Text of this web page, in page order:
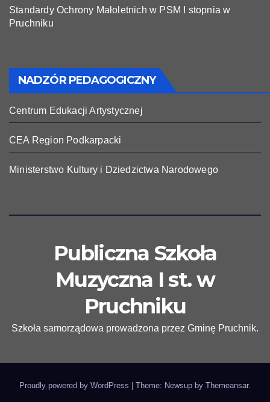
Standardy Ochrony Małoletnich w PSM I stopnia w
Pruchniku
NADZÓR PEDAGOGICZNY
Centrum Edukacji Artystycznej
CEA Region Podkarpacki
Ministerstwo Kultury i Dziedzictwa Narodowego
Publiczna Szkoła
Muzyczna I st. w
Pruchniku
Szkoła samorządowa prowadzona przez Gminę Pruchnik.
Proudly powered by WordPress Theme: Newsup by Themeansar.